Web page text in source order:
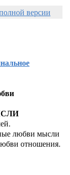
версии
любви мысли
отношения.